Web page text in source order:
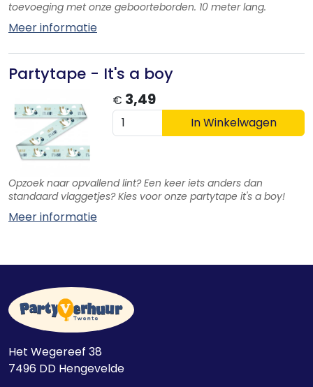
toevoeging met onze geboorteborden. 10 meter lang.
Meer informatie
Partytape - It's a boy
€ 3,49
In Winkelwagen
Opzoek naar opvallend lint? Een keer iets anders dan
standaard vlaggetjes? Kies voor onze partytape it's a boy!
Meer informatie
Het Wegereef 38
7496 DD Hengevelde